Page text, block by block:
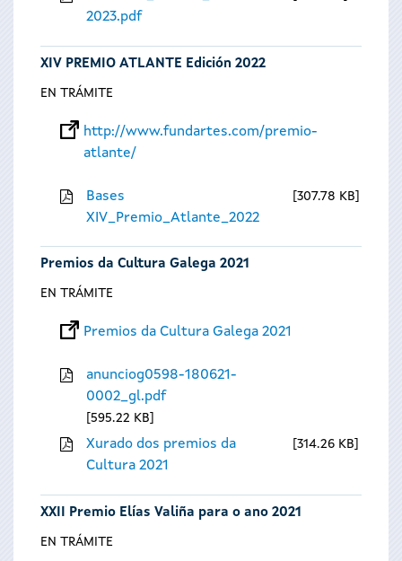
2023.pdf
XIV PREMIO ATLANTE Edición 2022
EN TRÁMITE
http://www.fundartes.com/premio-
atlante/
Bases
XIV_Premio_Atlante_2022
307.78 KB
Premios da Cultura Galega 2021
EN TRÁMITE
Premios da Cultura Galega 2021
anunciog0598-180621-
0002_gl.pdf
595.22 KB
Xurado dos premios da
Cultura 2021
314.26 KB
XXII Premio Elías Valiña para o ano 2021
EN TRÁMITE